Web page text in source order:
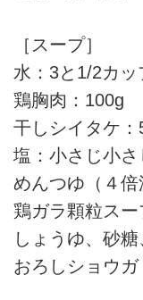
［スープ］
水：3と1/2カッ
鶏胸肉：100g
干しシイタケ：
塩：小さじ小さ
めんつゆ（４
鶏ガラ顆粒ス
しょうゆ、砂
おろしショウ